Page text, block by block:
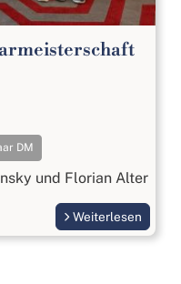
DM
und Florian Alter
Weiterlesen